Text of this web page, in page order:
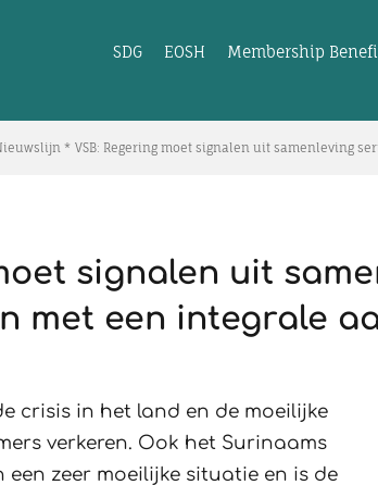
SDG EOSH Membership
VSB: Regering moet signalen uit samenleving
signalen uit
met een integrale
crisis in het land en de moeilijke
verkeren. Ook het Surinaams
zeer moeilijke situatie en is de